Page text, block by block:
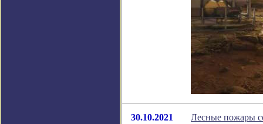
30.10.2021
Лесные пожары